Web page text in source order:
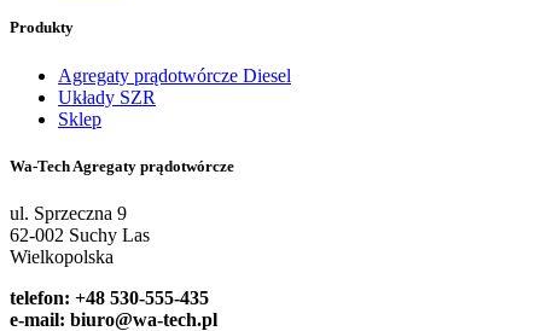
Produkty
Agregaty prądotwórcze Diesel
Układy SZR
Sklep
Wa-Tech Agregaty prądotwórcze
ul. Sprzeczna 9
62-002 Suchy Las
Wielkopolska
telefon: +48 530-555-435
e-mail: biuro@wa-tech.pl